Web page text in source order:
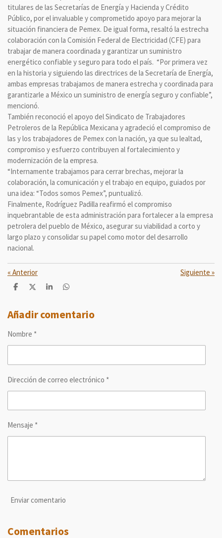
titulares de las Secretarías de Energía y Hacienda y Crédito
Público, por el invaluable y comprometido apoyo para mejorar la
situación financiera de Pemex. De igual forma, resaltó la estrecha
colaboración con la Comisión Federal de Electricidad (CFE) para
trabajar de manera coordinada y garantizar un suministro
energético confiable y seguro para todo el país. “Por primera vez
en la historia y siguiendo las directrices de la Secretaría de Energía,
ambas empresas trabajamos de manera estrecha y coordinada para
garantizarle a México un suministro de energía seguro y confiable”,
mencionó.
También reconoció el apoyo del Sindicato de Trabajadores
Petroleros de la República Mexicana y agradeció el compromiso de
las y los trabajadores de Pemex con la nación, ya que su lealtad,
compromiso y esfuerzo contribuyen al fortalecimiento y
modernización de la empresa.
“Internamente trabajamos para cerrar brechas, mejorar la
colaboración, la comunicación y el trabajo en equipo, guiados por
una idea: “Todos somos Pemex”, puntualizó.
Finalmente, Rodríguez Padilla reafirmó el compromiso
inquebrantable de esta administración para fortalecer a la empresa
petrolera del pueblo de México, asegurar su viabilidad a corto y
largo plazo y consolidar su papel como motor del desarrollo
nacional.
« Anterior Siguiente »
C
p
a
t
C
p
a
C
p
a
C
p
a
Añadir comentario
Nombre *
Dirección de correo electrónico *
Mensaje *
Enviar comentario
Comentarios